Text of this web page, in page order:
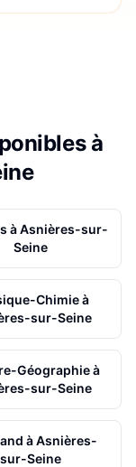
à
àAsnières-sur-
Seine
Chimieà
sur-Seine
Géographieà
sur-Seine
àAsnières-
sur-Seine